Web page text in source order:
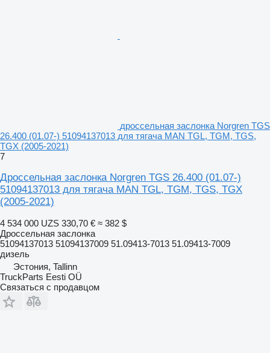
дроссельная заслонка Norgren TGS
26.400 (01.07-) 51094137013 для тягача MAN TGL, TGM, TGS,
TGX (2005-2021)
7
Дроссельная заслонка Norgren TGS 26.400 (01.07-)
51094137013 для тягача MAN TGL, TGM, TGS, TGX
(2005-2021)
4 534 000 UZS 330,70 € ≈ 382 $
Дроссельная заслонка
51094137013 51094137009 51.09413-7013 51.09413-7009
дизель
Эстония, Tallinn
TruckParts Eesti OÜ
Связаться с продавцом